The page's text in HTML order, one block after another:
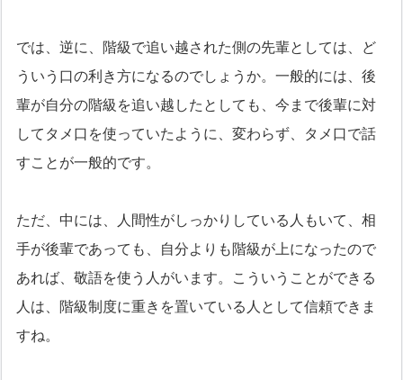
では、逆に、階級で追い越された側の先輩としては、ど
ういう口の利き方になるのでしょうか。一般的には、後
輩が自分の階級を追い越したとしても、今まで後輩に対
してタメ口を使っていたように、変わらず、タメ口で話
すことが一般的です。
ただ、中には、人間性がしっかりしている人もいて、相
手が後輩であっても、自分よりも階級が上になったので
あれば、敬語を使う人がいます。こういうことができる
人は、階級制度に重きを置いている人として信頼できま
すね。